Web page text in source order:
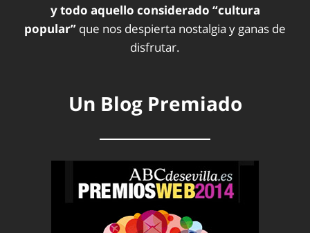
y todo aquello considerado “cultura
popular” que nos despierta nostalgia y ganas de
disfrutar.
Un Blog Premiado